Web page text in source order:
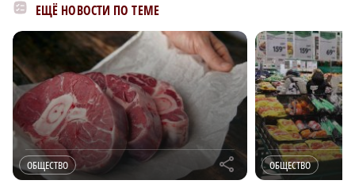
ЕЩЁ НОВОСТИ ПО ТЕМЕ
ОБЩЕСТВО r ОБЩЕСТВО